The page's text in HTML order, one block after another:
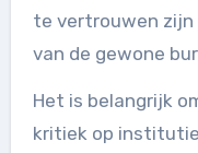
te vertrouwen zijn
van de gewone
Het is belangrijk
kritiek op